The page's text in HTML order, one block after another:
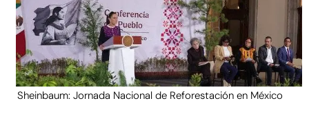
Sheinbaum: Jornada Nacional de Reforestación en México